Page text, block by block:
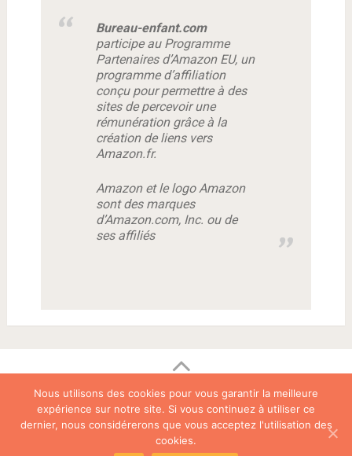
Bureau-enfant.com
participe au Programme
Partenaires d’Amazon EU, un
programme d’affiliation
conçu pour permettre à des
sites de percevoir une
rémunération grâce à la
création de liens vers
Amazon.fr.
Amazon et le logo Amazon
sont des marques
d’Amazon.com, Inc. ou de
ses affiliés
Proudly powered by WordPress
SociallyViral Theme by
MyThemeShop
Plan du site
Contactez-nous Mentions légales
Nous utilisons des cookies pour vous garantir la meilleure
expérience sur notre site. Si vous continuez à utiliser ce
dernier, nous considérerons que vous acceptez l'utilisation des
cookies.